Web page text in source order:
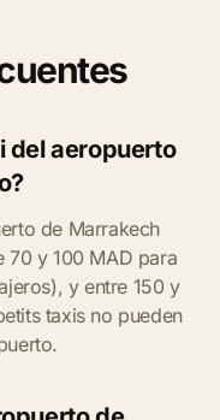
del aeropuerto
de Marrakech
70 y 100 MAD para
y entre 150 y
taxis no pueden